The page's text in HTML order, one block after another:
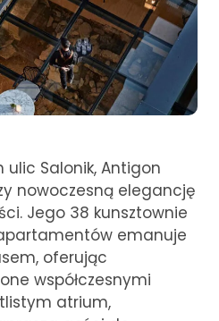
Salonik, Antigon
nowoczesną elegancję
Jego 38 kunsztownie
emanuje
oferując
współczesnymi
atrium,